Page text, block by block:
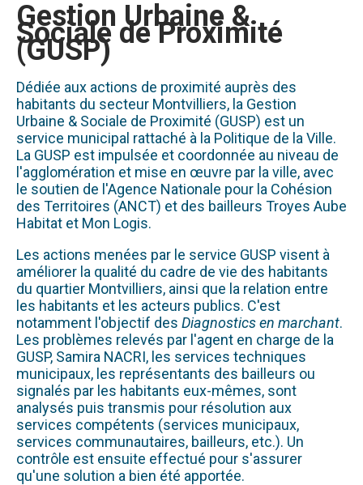
Gestion Urbaine &
Sociale de Proximité
(GUSP)
Dédiée aux actions de proximité auprès des
habitants du secteur Montvilliers, la Gestion
Urbaine & Sociale de Proximité (GUSP) est un
service municipal rattaché à la Politique de la Ville.
La GUSP est impulsée et coordonnée au niveau de
l'agglomération et mise en œuvre par la ville, avec
le soutien de l'Agence Nationale pour la Cohésion
des Territoires (ANCT) et des bailleurs Troyes Aube
Habitat et Mon Logis.
Les actions menées par le service GUSP visent à
améliorer la qualité du cadre de vie des habitants
du quartier Montvilliers, ainsi que la relation entre
les habitants et les acteurs publics. C'est
notamment l'objectif des Diagnostics en marchant.
Les problèmes relevés par l'agent en charge de la
GUSP, Samira NACRI, les services techniques
municipaux, les représentants des bailleurs ou
signalés par les habitants eux-mêmes, sont
analysés puis transmis pour résolution aux
services compétents (services municipaux,
services communautaires, bailleurs, etc.). Un
contrôle est ensuite effectué pour s'assurer
qu'une solution a bien été apportée.